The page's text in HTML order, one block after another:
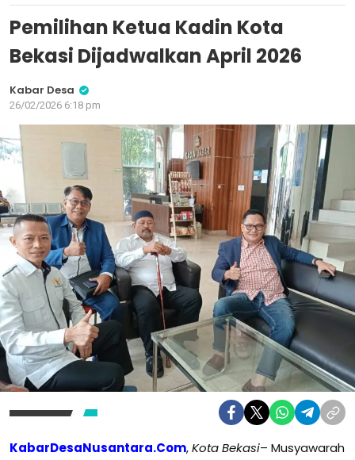
Pemilihan Ketua Kadin Kota
Bekasi Dijadwalkan April 2026
Kabar Desa
26/02/2026 6:18 pm
KabarDesaNusantara.Com,Kota Bekasi– Musyawarah